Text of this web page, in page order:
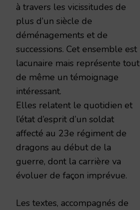
à travers les vicissitudes de
plus d’un siècle de
déménagements et de
successions. Cet ensemble est
lacunaire mais représente tout
de même un témoignage
intéressant.
Elles relatent le quotidien et
l’état d’esprit d’un soldat
affecté au 23e régiment de
dragons au début de la
guerre, dont la carrière va
évoluer de façon imprévue.
Les textes, accompagnés de